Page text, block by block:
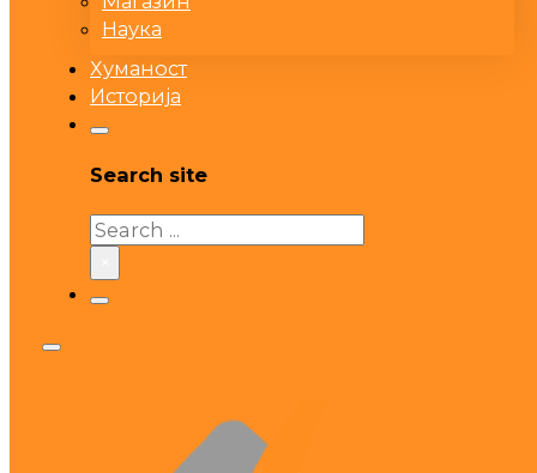
Наука
Хуманост
Историја
Search site
Search